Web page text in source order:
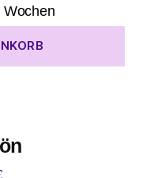
Wochen